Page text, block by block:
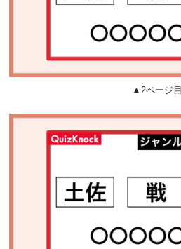
▲2ページ目